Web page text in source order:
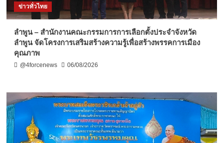
ข่าวทั่วไทย
ลำพูน – สำนักงานคณะกรรมการการเลือกตั้งประจำจังหวัด
ลำพูน จัดโครงการเสริมสร้างความรู้เพื่อสร้างพรรคการเมือง
คุณภาพ
@4forcenews 06/08/2026